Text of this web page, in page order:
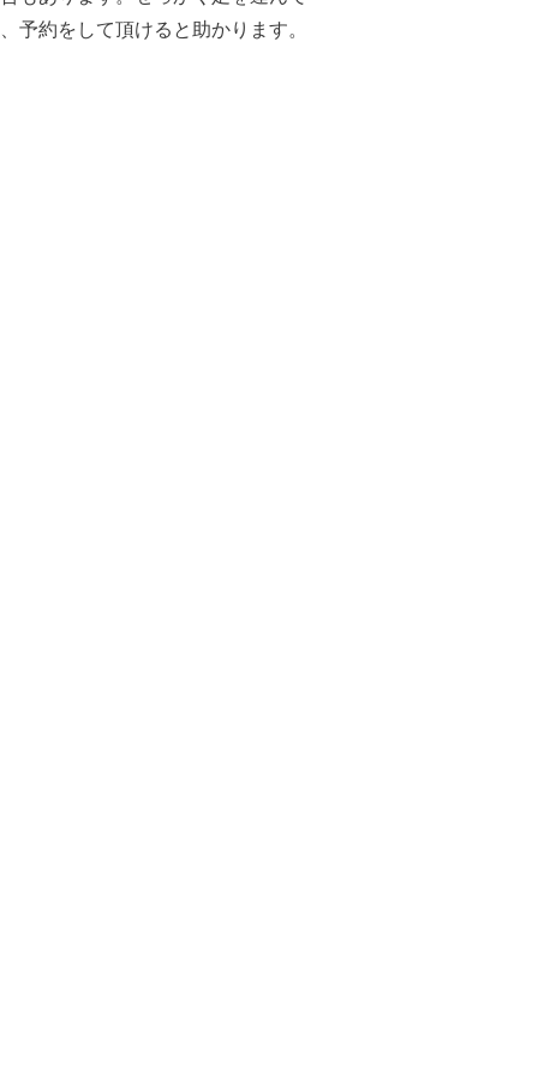
予約をして頂けると助かります。